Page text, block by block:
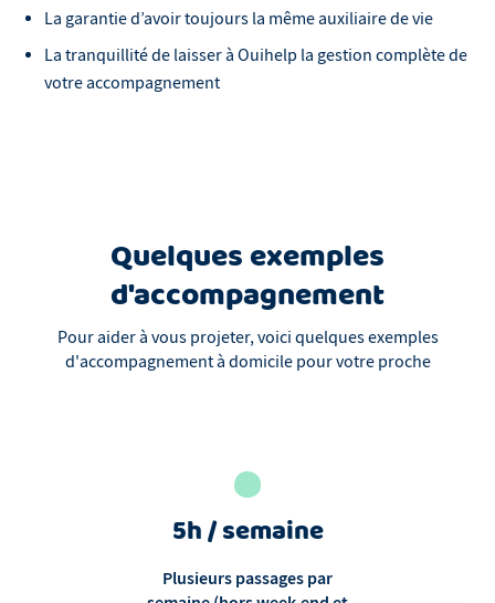
La garantie d’avoir toujours la même auxiliaire de vie
La tranquillité de laisser à Ouihelp la gestion complète de
votre accompagnement
Quelques exemples
d'accompagnement
Pour aider à vous projeter, voici quelques exemples
d'accompagnement à domicile pour votre proche
5h / semaine
Plusieurs passages par